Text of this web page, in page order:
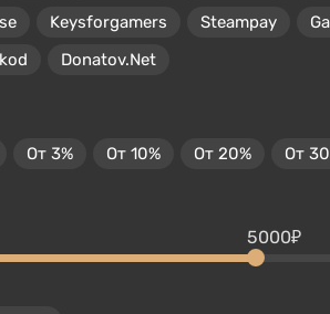
Keysforgamers Steampay
Donatov.Net
От 3% От 10% От 20% От
5000₽